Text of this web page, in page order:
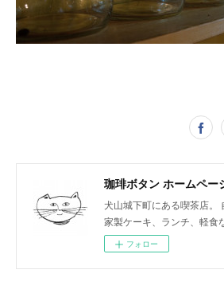
珈琲ボタン ホームペー
犬山城下町にある喫茶店。
家製ケーキ、ランチ、軽食
フォロー